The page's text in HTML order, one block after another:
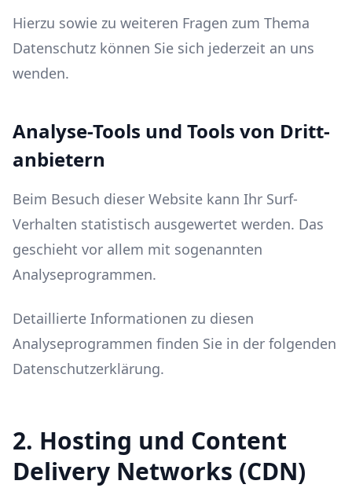
Hierzu sowie zu weiteren Fragen zum Thema
Datenschutz können Sie sich jederzeit an uns
wenden.
Analyse-Tools und Tools von Dritt­
anbietern
Beim Besuch dieser Website kann Ihr Surf-
Verhalten statistisch ausgewertet werden. Das
geschieht vor allem mit sogenannten
Analyseprogrammen.
Detaillierte Informationen zu diesen
Analyseprogrammen finden Sie in der folgenden
Datenschutzerklärung.
2. Hosting und Content
Delivery Networks (CDN)